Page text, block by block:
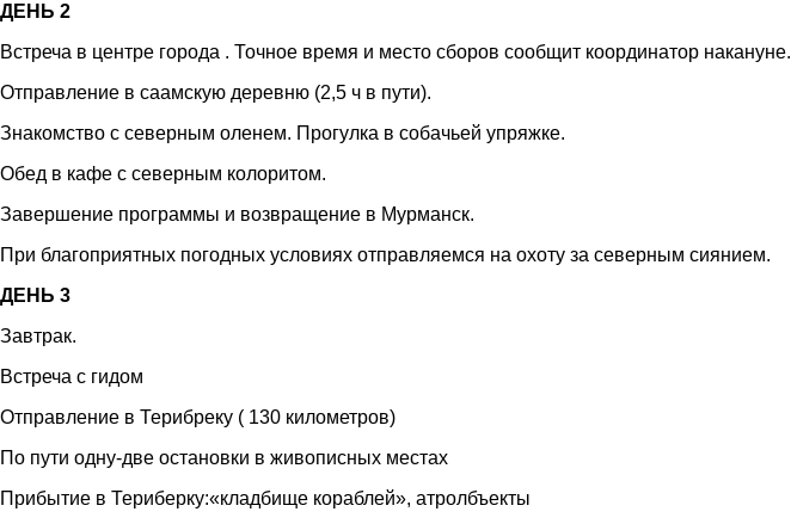
ДЕНЬ 2
Встреча в центре города . Точное время и место сборов сообщит координатор накануне.
Отправление в саамскую деревню (2,5 ч в пути).
Знакомство с северным оленем. Прогулка в собачьей упряжке.
Обед в кафе с северным колоритом.
Завершение программы и возвращение в Мурманск.
При благоприятных погодных условиях отправляемся на охоту за северным сиянием.
ДЕНЬ 3
Завтрак.
Встреча с гидом
Отправление в Терибреку ( 130 километров)
По пути одну-две остановки в живописных местах
Прибытие в Териберку:«кладбище кораблей», атролбъекты